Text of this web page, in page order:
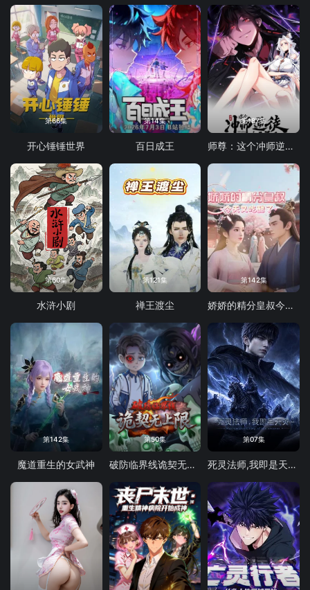
第66集
开心锤锤世界
第14集
百日成王
第187集
师尊：这个冲师逆徒才不是圣子 动态漫画
第60集
水浒小剧
第121集
禅王渡尘
第142集
娇娇的精分皇叔今天又吃醋了
第142集
魔道重生的女武神
第50集
破防临界线诡契无上限
第07集
死灵法师,我即是天灾(2026)